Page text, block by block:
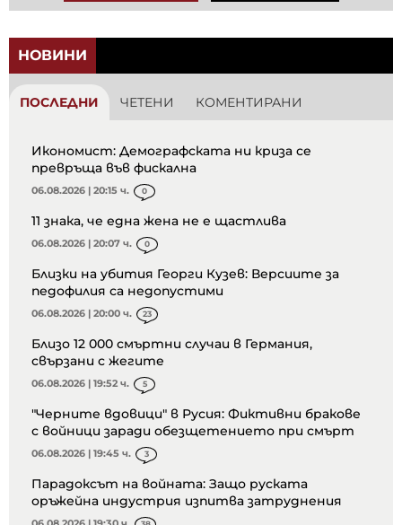
НОВИНИ
ПОСЛЕДНИ ЧЕТЕНИ КОМЕНТИРАНИ
Икономист: Демографската ни криза се
превръща във фискална
06.08.2026 | 20:15 ч. 0
11 знака, че една жена не е щастлива
06.08.2026 | 20:07 ч. 0
Близки на убития Георги Кузев: Версиите за
педофилия са недопустими
06.08.2026 | 20:00 ч. 23
Близо 12 000 смъртни случаи в Германия,
свързани с жегите
06.08.2026 | 19:52 ч. 5
"Черните вдовици" в Русия: Фиктивни бракове
с войници заради обезщетението при смърт
06.08.2026 | 19:45 ч. 3
Парадоксът на войната: Защо руската
оръжейна индустрия изпитва затруднения